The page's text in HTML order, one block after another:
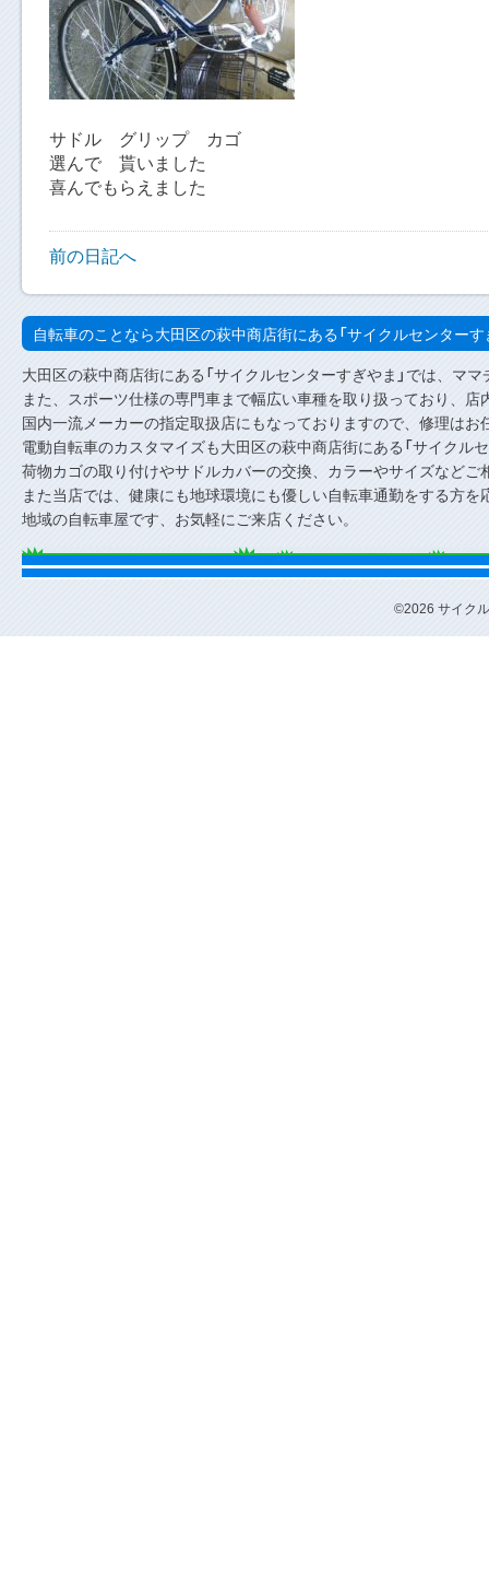
サドル グリップ カゴ
選んで 貰いました
喜んでもらえました
前の日記へ
自転車のことなら大田区の萩中商店街にある「サイクルセンターす
大田区の萩中商店街にある「サイクルセンターすぎやま」では、
また、スポーツ仕様の専門車まで幅広い車種を取り扱っており、
国内一流メーカーの指定取扱店にもなっておりますので、修理はお
電動自転車のカスタマイズも大田区の萩中商店街にある「サイクル
荷物カゴの取り付けやサドルカバーの交換、カラーやサイズなどご
また当店では、健康にも地球環境にも優しい自転車通勤をする方を
地域の自転車屋です、お気軽にご来店ください。
©2026 サイク